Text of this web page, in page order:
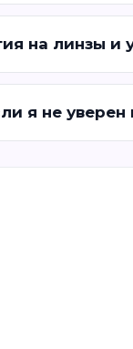
на линзы и
я не уверен